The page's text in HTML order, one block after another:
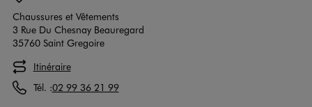
Chaussures et Vêtements
3 Rue Du Chesnay Beauregard
35760 Saint Gregoire
Itinéraire
Tél. :02 99 36 21 99